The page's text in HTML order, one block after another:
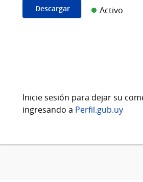
Descargar Activo
Inicie sesión para dejar su
ingresando a Perfil.gub.uy